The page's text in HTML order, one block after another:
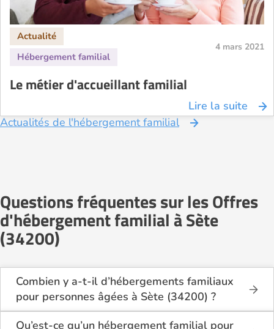
4 mars 2021
Le métier d'accueillant familial
Lire la suite
Actualités de l'hébergement familial
Questions fréquentes sur les Offres
d'hébergement familial à Sète
(34200)
Combien y a-t-il d’hébergements familiaux
pour personnes âgées à Sète (34200) ?
Sur Logement-seniors.com, on recense actuellement
1 hébergements familiaux pour personnes âgées à
Qu’est-ce qu’un hébergement familial pour